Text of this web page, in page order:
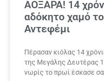
ΑΟΞΑΡΑ! 14
αδόκητο χαμό
Αντεφέμι
Πέρασαν κιόλας 14
της Μεγάλης Δευτέρας
νωρίς το πρωί έσκασε